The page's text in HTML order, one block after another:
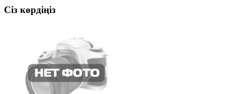
Сіз көрдіңіз